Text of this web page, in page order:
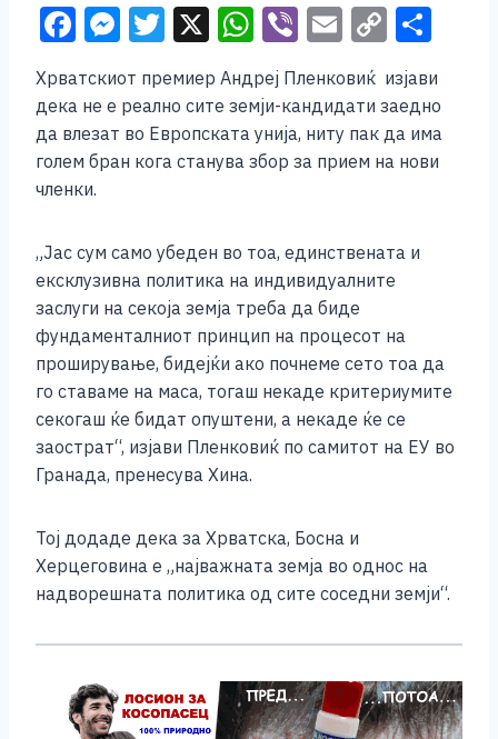
F
c
e
b
o
o
k
M
ss
e
n
er
T
tt
er
X W
at
s
A
p
Vi
er
E
m
ai
l
C
o
p
y
Li
k
ar
e
Хрватскиот премиер Андреј Пленковиќ изјави
дека не е реално сите земји-кандидати заедно
да влезат во Европската унија, ниту пак да има
голем бран кога станува збор за прием на нови
членки.
„Јас сум само убеден во тоа, единствената и
ексклузивна политика на индивидуалните
заслуги на секоја земја треба да биде
фундаменталниот принцип на процесот на
проширување, бидејќи ако почнеме сето тоа да
го ставаме на маса, тогаш некаде критериумите
секогаш ќе бидат опуштени, а некаде ќе се
заострат“, изјави Пленковиќ по самитот на ЕУ во
Гранада, пренесува Хина.
Тој додаде дека за Хрватска, Босна и
Херцеговина е „најважната земја во однос на
надворешната политика од сите соседни земји“.